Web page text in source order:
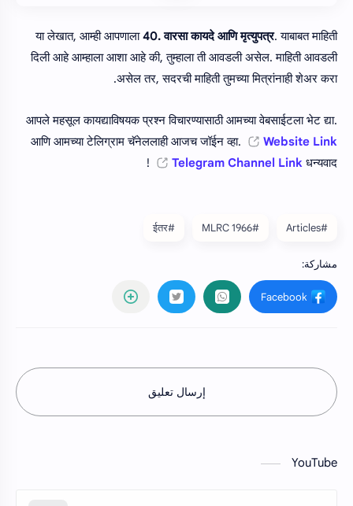
या लेखात, आम्ही आपणाला40. वारसा कायदे आणि मृत्युपत्र. याबाबत माहिती
दिली आहे आम्हाला आशा आहे की, तुम्हाला ती आवडली असेल. माहिती आवडली
असेल तर, सदरची माहिती तुमच्या मित्रांनाही शेअर करा.
आपले महसूल कायद्याविषयक प्रश्न विचारण्यासाठी आमच्या वेबसाईटला भेट द्या.
आणि आमच्या टेलिग्राम चॅनेललाही आजच जॉईन व्हा.
Website Link
Telegram Channel Link धन्यवाद !
#Articles
#MLRC 1966
#ईतर
إرسال تعليق
YouTube